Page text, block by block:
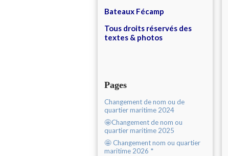
Bateaux Fécamp
Tous droits réservés des
textes & photos
Pages
Changement de nom ou de
quartier maritime 2024
🤩Changement de nom ou
quartier maritime 2025
🤩 Changement nom ou quartier
maritime 2026 *